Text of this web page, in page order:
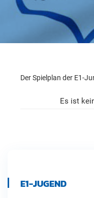
Der Spielplan der E1-
Es ist
E1-JUGEND